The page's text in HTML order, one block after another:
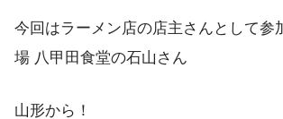
今回はラーメン店の店主さんとして参
場 八甲田食堂の石山さん
山形から！